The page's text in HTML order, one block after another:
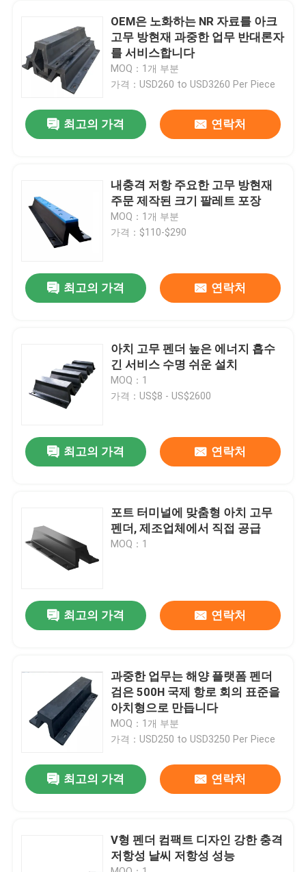
비디오
우리 에 관한 것
품질 관리
인용 을 요청 하십시오
플랫폼 고무 방현재
공기 고무 방현재
OEM은 노화하는 NR 자료를 아크
고무 방현재 과중한 업무 반대론자
를 서비스합니다
MOQ：1개 부분
가격：USD260 to USD3260 Per Piece
최고의 가격 연락처
내충격 저항 주요한 고무 방현재
주문 제작된 크기 팔레트 포장
MOQ：1개 부분
가격：$110-$290
최고의 가격 연락처
아치 고무 펜더 높은 에너지 흡수
긴 서비스 수명 쉬운 설치
MOQ：1
가격：US$8 - US$2600
최고의 가격 연락처
포트 터미널에 맞춤형 아치 고무
펜더, 제조업체에서 직접 공급
MOQ：1
최고의 가격 연락처
과중한 업무는 해양 플랫폼 펜더
검은 500H 국제 항로 회의 표준을
아치형으로 만듭니다
MOQ：1개 부분
가격：USD250 to USD3250 Per Piece
최고의 가격 연락처
V형 펜더 컴팩트 디자인 강한 충격
저항성 날씨 저항성 성능